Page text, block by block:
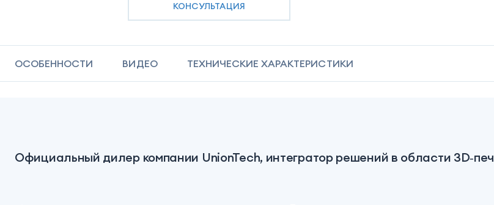
КОНСУЛЬТАЦИЯ
ОСОБЕННОСТИ ВИДЕО ТЕХНИЧЕСКИЕ ХАРАКТЕРИСТИКИ
Официальный дилер компании UnionTech, интегратор решений в области